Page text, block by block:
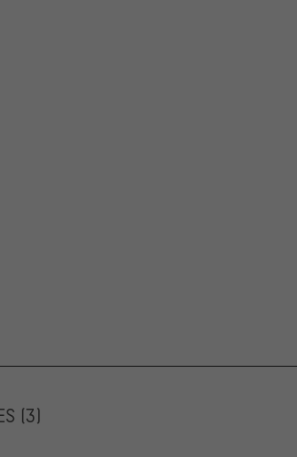
(3)